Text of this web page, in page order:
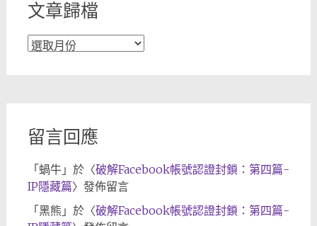
文章歸檔
文
留言回應
「 蝸牛」於〈破解Facebook帳號認證封鎖：第四篇-
IP隱藏篇〉發佈留言
「 黑熊 」於〈破解Facebook帳號認證封鎖：第四篇-